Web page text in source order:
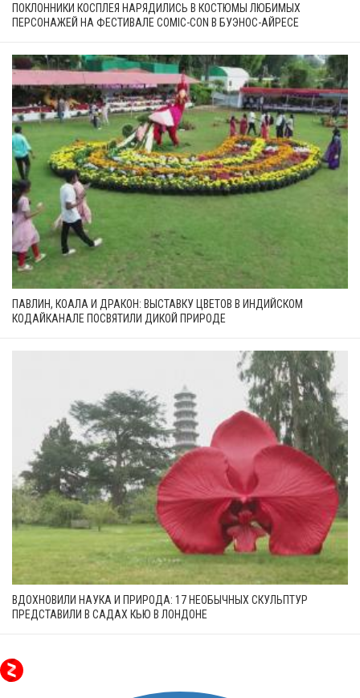
ПОКЛОННИКИ КОСПЛЕЯ НАРЯДИЛИСЬ В КОСТЮМЫ ЛЮБИМЫХ
ПЕРСОНАЖЕЙ НА ФЕСТИВАЛЕ COMIC-CON В БУЭНОС-АЙРЕСЕ
ПАВЛИН, КОАЛА И ДРАКОН: ВЫСТАВКУ ЦВЕТОВ В ИНДИЙСКОМ
КОДАЙКАНАЛЕ ПОСВЯТИЛИ ДИКОЙ ПРИРОДЕ
ВДОХНОВИЛИ НАУКА И ПРИРОДА: 17 НЕОБЫЧНЫХ СКУЛЬПТУР
ПРЕДСТАВИЛИ В САДАХ КЬЮ В ЛОНДОНЕ